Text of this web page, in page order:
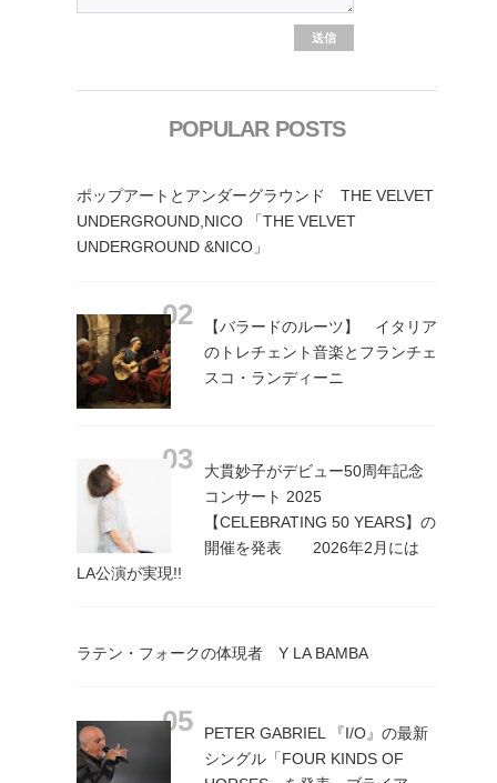
POPULAR POSTS
ポップアートとアンダーグラウンド THE VELVET
UNDERGROUND,NICO 「THE VELVET
UNDERGROUND &NICO」
【バラードのルーツ】 イタリア
のトレチェント音楽とフランチェ
スコ・ランディーニ
大貫妙子がデビュー50周年記念
コンサート 2025
【CELEBRATING 50 YEARS】の
開催を発表 2026年2月には
LA公演が実現!!
ラテン・フォークの体現者 Y LA BAMBA
PETER GABRIEL 『I/O』の最新
シングル「FOUR KINDS OF